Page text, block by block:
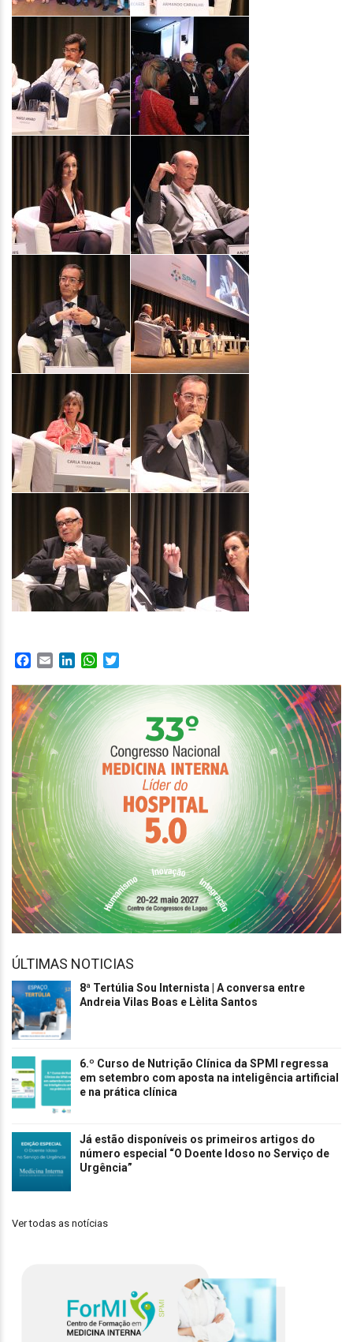
Facebook
Email LinkedInWhatsApp
ÚLTIMAS NOTICIAS
8ª Tertúlia Sou Internista | A conversa entre
Andreia Vilas Boas e Lèlita Santos
6.º Curso de Nutrição Clínica da SPMI regressa
em setembro com aposta na inteligência artificial
e na prática clínica
Já estão disponíveis os primeiros artigos do
número especial “O Doente Idoso no Serviço de
Urgência”
Ver todas as notícias